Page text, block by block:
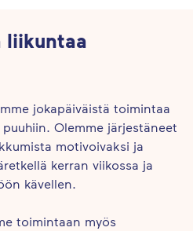
liikuntaa
jokapäiväistä toimintaa
Olemme järjestäneet
motivoivaksi ja
kerran viikossa ja
kävellen.
toimintaan myös